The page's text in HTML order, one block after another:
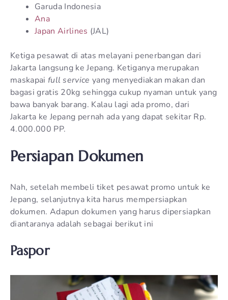
Garuda Indonesia
Ana
Japan Airlines (JAL)
Ketiga pesawat di atas melayani penerbangan dari
Jakarta langsung ke Jepang. Ketiganya merupakan
maskapai full service yang menyediakan makan dan
bagasi gratis 20kg sehingga cukup nyaman untuk yang
bawa banyak barang. Kalau lagi ada promo, dari
Jakarta ke Jepang pernah ada yang dapat sekitar Rp.
4.000.000 PP.
Persiapan Dokumen
Nah, setelah membeli tiket pesawat promo untuk ke
Jepang, selanjutnya kita harus mempersiapkan
dokumen. Adapun dokumen yang harus dipersiapkan
diantaranya adalah sebagai berikut ini
Paspor